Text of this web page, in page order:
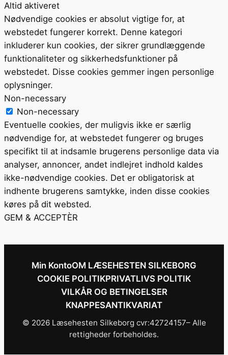
Altid aktiveret
Nødvendige cookies er absolut vigtige for, at
webstedet fungerer korrekt. Denne kategori
inkluderer kun cookies, der sikrer grundlæggende
funktionaliteter og sikkerhedsfunktioner på
webstedet. Disse cookies gemmer ingen personlige
oplysninger.
Non-necessary
Non-necessary
Eventuelle cookies, der muligvis ikke er særlig
nødvendige for, at webstedet fungerer og bruges
specifikt til at indsamle brugerens personlige data via
analyser, annoncer, andet indlejret indhold kaldes
ikke-nødvendige cookies. Det er obligatorisk at
indhente brugerens samtykke, inden disse cookies
køres på dit websted.
GEM & ACCEPTÈR
Min KontoOM LÆSEHESTEN SILKEBORG
COOKIE POLITIKPRIVATLIVS POLITIK
VILKÅR OG BETINGELSER
KNAPPESANTIKVARIAT
© 2026 Læsehesten Silkeborg cvr:42724157– Alle
rettigheder forbeholdes.